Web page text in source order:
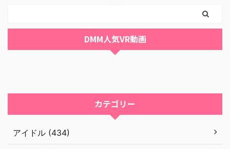
DMM人気VR動画
カテゴリー
アイドル (434)